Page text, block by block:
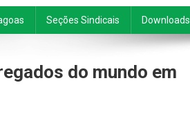
Seções Sindicais Downloads
do mundo em